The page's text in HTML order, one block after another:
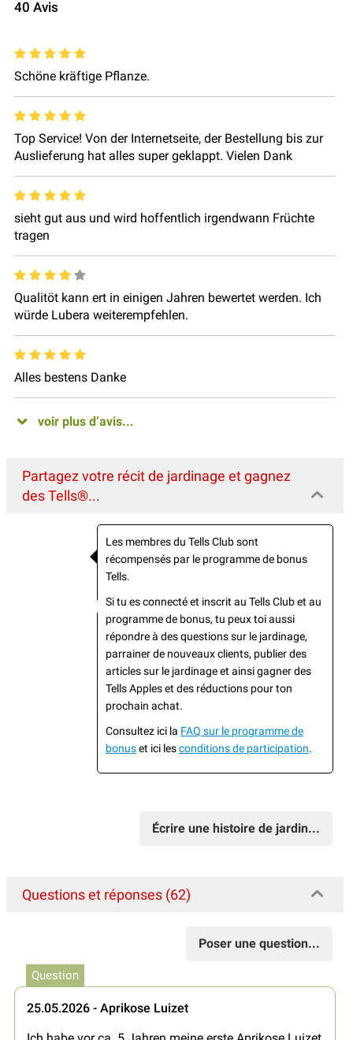
40 Avis
Schöne kräftige Pflanze.
Top Service! Von der Internetseite, der Bestellung bis zur
Auslieferung hat alles super geklappt. Vielen Dank
sieht gut aus und wird hoffentlich irgendwann Früchte
tragen
Qualitöt kann ert in einigen Jahren bewertet werden. Ich
würde Lubera weiterempfehlen.
Alles bestens Danke
voir plus d’avis...
Partagez votre récit de jardinage et gagnez
des Tells®...
Les membres du Tells Club sont
récompensés par le programme de bonus
Tells.
Si tu es connecté et inscrit au Tells Club et au
programme de bonus, tu peux toi aussi
répondre à des questions sur le jardinage,
parrainer de nouveaux clients, publier des
articles sur le jardinage et ainsi gagner des
Tells Apples et des réductions pour ton
prochain achat.
Consultez ici la FAQ sur le programme de
bonuset ici lesconditions de participation.
Écrire une histoire de jardin...
Questions et réponses (62)
Poser une question...
Question
25.05.2026 - Aprikose Luizet